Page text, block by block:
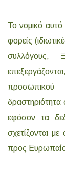
Το νομικό
φορείς
συλλόγους,
εφόσον τα
σχετίζονται
προς